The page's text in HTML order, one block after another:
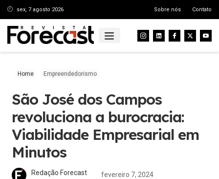
sex, 7 agosto 2026 Sobre nós Contato
Home Empreendedorismo
São José dos Campos
revoluciona a burocracia:
Viabilidade Empresarial em
Minutos
Redação Forecast fevereiro 7, 2024